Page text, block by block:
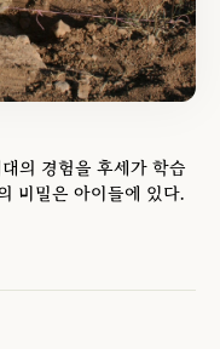
의 경험을 후세가 학습
비밀은 아이들에 있다.